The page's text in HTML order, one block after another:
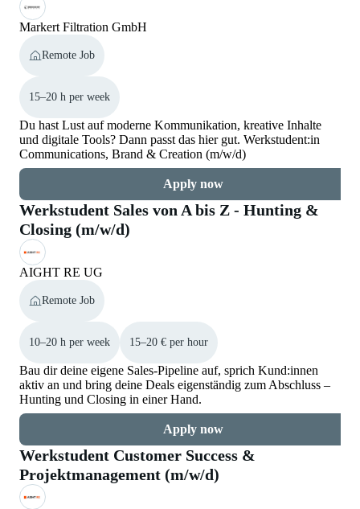
Markert Filtration GmbH
Remote Job
15–20 h per week
Du hast Lust auf moderne Kommunikation, kreative Inhalte
und digitale Tools? Dann passt das hier gut. Werkstudent:in
Communications, Brand & Creation (m/w/d)
Apply now
Werkstudent Sales von A bis Z - Hunting &
Closing (m/w/d)
AIGHT RE UG
Remote Job
10–20 h per week 15–20 € per hour
Bau dir deine eigene Sales-Pipeline auf, sprich Kund:innen
aktiv an und bring deine Deals eigenständig zum Abschluss –
Hunting und Closing in einer Hand.
Apply now
Werkstudent Customer Success &
Projektmanagement (m/w/d)